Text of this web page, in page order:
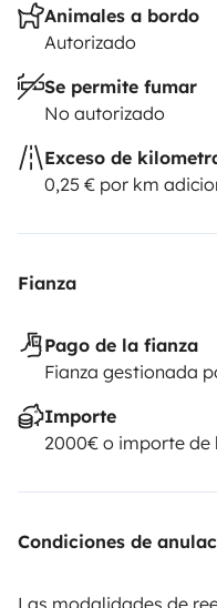
Animales a bordo
Autorizado
Se permite fumar
No autorizado
Exceso de
0,25 € por km
Fianza
Pago de la fianza
Fianza gestionada
Importe
2000€ o importe de
Condiciones de
Las modalidades de